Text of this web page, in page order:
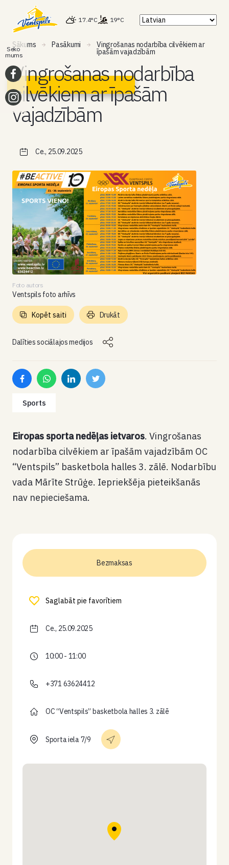
17.4°C 19°C
Sākums Pasākumi Vingrošanas nodarbība cilvēkiem ar
īpašām vajadzībām
Vingrošanas nodarbība
cilvēkiem ar īpašām
vajadzībām
Ce., 25.09.2025
Foto autors
Ventspils foto arhīvs
Dalīties sociālajos medijos
Kopēt saiti Drukāt
Sports
Eiropas sporta nedēļas ietvaros. Vingrošanas
nodarbība cilvēkiem ar īpašām vajadzībām OC
“Ventspils” basketbola halles 3. zālē. Nodarbību
vada Mārīte Strūģe. Iepriekšēja pieteikšanās
nav nepieciešama.
Bezmaksas
Saglabāt pie favorītiem
Ce., 25.09.2025
10:00 - 11:00
+371 63624412
OC “Ventspils” basketbola halles 3. zālē
Sporta iela 7/9
Seko
mums